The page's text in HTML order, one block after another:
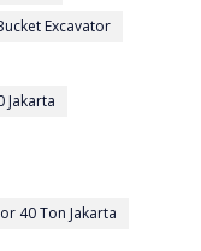
Excavator
Jakarta
40 Ton Jakarta